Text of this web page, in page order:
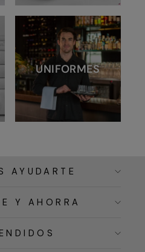
UNIFORMES
AYUDARTE
Y AHORRA